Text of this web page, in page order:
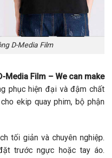
D-Media Film
Media Film – We can make
phục hiện đại và đậm chất
ekip quay phim, bộ phận
tối giản và chuyên nghiệp.
trước ngực hoặc tay áo.